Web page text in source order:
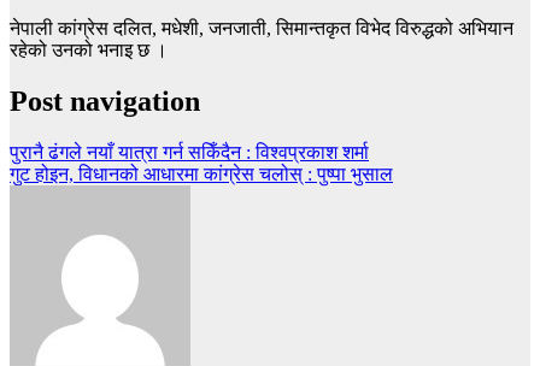
नेपाली कांग्रेस दलित, मधेशी, जनजाती, सिमान्तकृत विभेद विरुद्धको अभियान
रहेको उनको भनाइ छ ।
Post navigation
पुरानै ढंगले नयाँ यात्रा गर्न सकिँदैन : विश्वप्रकाश शर्मा
गुट होइन, विधानको आधारमा कांग्रेस चलोस् : पुष्पा भुसाल